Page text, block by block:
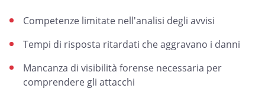
Competenze limitate nell'analisi degli avvisi
Tempi di risposta ritardati che aggravano i danni
Mancanza di visibilità forense necessaria per
comprendere gli attacchi